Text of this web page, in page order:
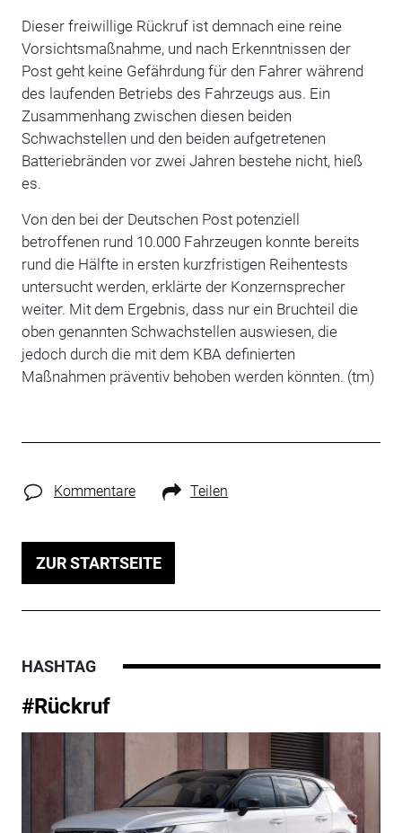
Dieser freiwillige Rückruf ist demnach eine reine
Vorsichtsmaßnahme, und nach Erkenntnissen der
Post geht keine Gefährdung für den Fahrer während
des laufenden Betriebs des Fahrzeugs aus. Ein
Zusammenhang zwischen diesen beiden
Schwachstellen und den beiden aufgetretenen
Batteriebränden vor zwei Jahren bestehe nicht, hieß
es.
Von den bei der Deutschen Post potenziell
betroffenen rund 10.000 Fahrzeugen konnte bereits
rund die Hälfte in ersten kurzfristigen Reihentests
untersucht werden, erklärte der Konzernsprecher
weiter. Mit dem Ergebnis, dass nur ein Bruchteil die
oben genannten Schwachstellen auswiesen, die
jedoch durch die mit dem KBA definierten
Maßnahmen präventiv behoben werden könnten. (tm)
Kommentare Teilen
ZUR STARTSEITE
HASHTAG
#Rückruf